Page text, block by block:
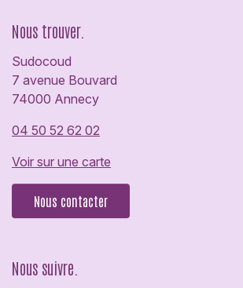
Nous trouver.
Sudocoud
7 avenue Bouvard
74000 Annecy
04 50 52 62 02
Voir sur une carte
Nous contacter
Nous suivre.